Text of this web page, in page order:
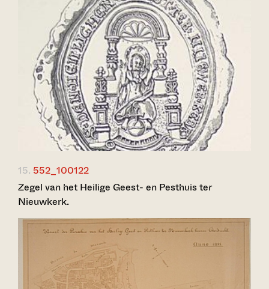
15. 552_100122
Zegel van het Heilige Geest- en Pesthuis ter
Nieuwkerk.